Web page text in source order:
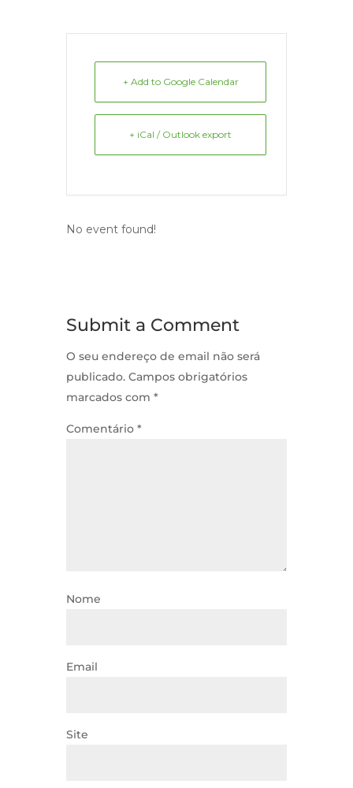
+ Add to Google Calendar
+ iCal / Outlook export
No event found!
Submit a Comment
O seu endereço de email não será
publicado. Campos obrigatórios
marcados com *
Comentário *
Nome
Email
Site